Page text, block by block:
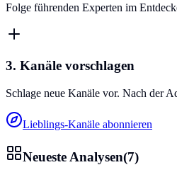
Folge führenden Experten im
3. Kanäle vorschlagen
Schlage neue Kanäle vor. Nach der
Lieblings-Kanäle abonnieren
Neueste Analysen(7)